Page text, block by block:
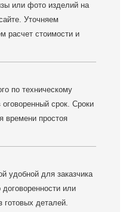
или фото изделий на
Уточняем
расчет стоимости и
по техническому
срок. Сроки
времени простоя
удобной для заказчика
или
готовых деталей.